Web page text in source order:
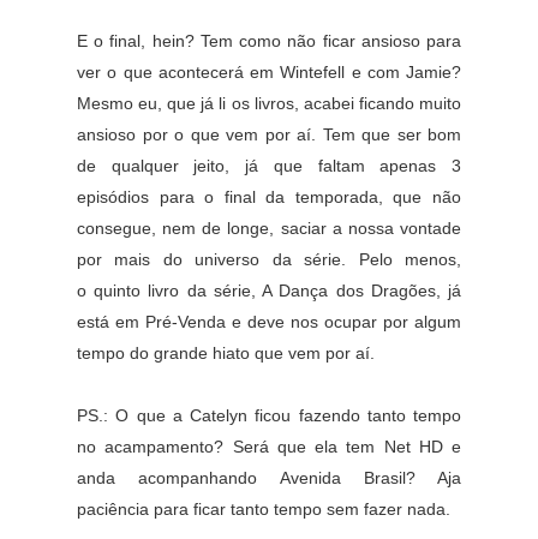
E o final, hein? Tem como não ficar ansioso para
ver o que acontecerá em Wintefell e com Jamie?
Mesmo eu, que já li os livros, acabei ficando muito
ansioso por o que vem por aí. Tem que ser bom
de qualquer jeito, já que faltam apenas 3
episódios para o final da temporada, que não
consegue, nem de longe, saciar a nossa vontade
por mais do universo da série. Pelo menos,
oquinto livro da série, A Dança dos Dragões, já
está em Pré-Venda e deve nos ocupar por algum
tempo do grande hiato que vem por aí.
PS.: O que a Catelyn ficou fazendo tanto tempo
no acampamento? Será que ela tem Net HD e
anda acompanhando Avenida Brasil? Aja
paciência para ficar tanto tempo sem fazer nada.